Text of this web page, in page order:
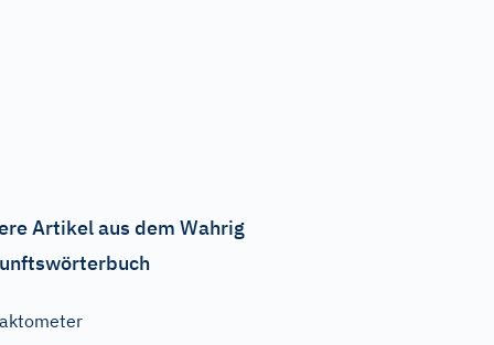
Artikel aus dem Wahrig